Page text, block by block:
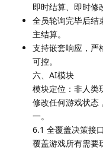
即时结算、即时修
全员轮询完毕后结
主结算。
支持嵌套响应，严
可控。
六、AI模块
模块定位：非人类
修改任何游戏状态
一。
6.1 全覆盖决策接口
覆盖游戏所有需要